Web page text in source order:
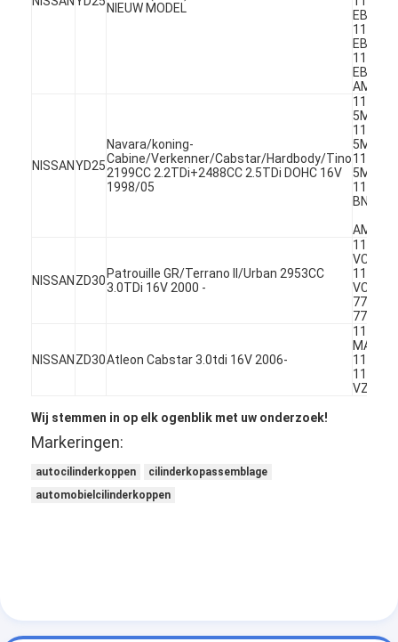
Thuis
Producten
Kwaliteitscontrole
NIEUW MODEL
EB30A
11040-
EB30A
11040-
EB300
AMC
NISSAN YD25
Navara/koning-
Cabine/Verkenner/Cabstar/Hardbody/Tino
2199CC 2.2TDi+2488CC 2.5TDi DOHC 16V
1998/05
11040-
5M300
11040-
5M301
11040-
5M302
11040-
BN360
AMC
NISSAN ZD30 Patrouille GR/Terrano II/Urban 2953CC
3.0TDi 16V 2000 -
11039-
VC101
11039-
VC10A
NISSAN ZD30Atleon Cabstar 3.0tdi 16V 2006-
11039-
MA70A
11039-
VZ20B
Wij stemmen in op elk ogenblik met uw onderzoek!
Markeringen:
autocilinderkoppen
cilinderkopassemblage
automobielcilinderkoppen